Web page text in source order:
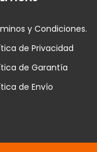
y Condiciones.
de Privacidad
de Garantía
de Envío